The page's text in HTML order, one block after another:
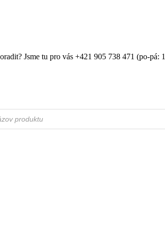
Jsme tu pro vás +421 905 738 471 (po-pá: